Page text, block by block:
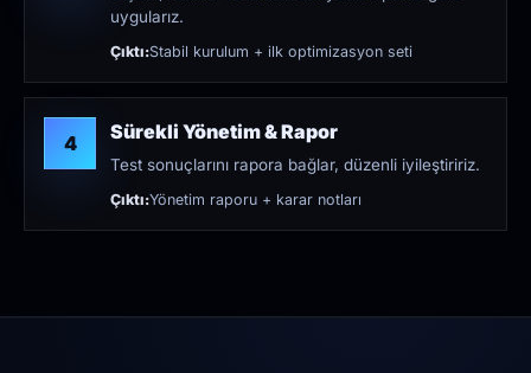
uygularız.
Çıktı:Stabil kurulum + ilk optimizasyon seti
4 Sürekli Yönetim & Rapor
Test sonuçlarını rapora bağlar, düzenli iyileştiririz.
Çıktı:Yönetim raporu + karar notları